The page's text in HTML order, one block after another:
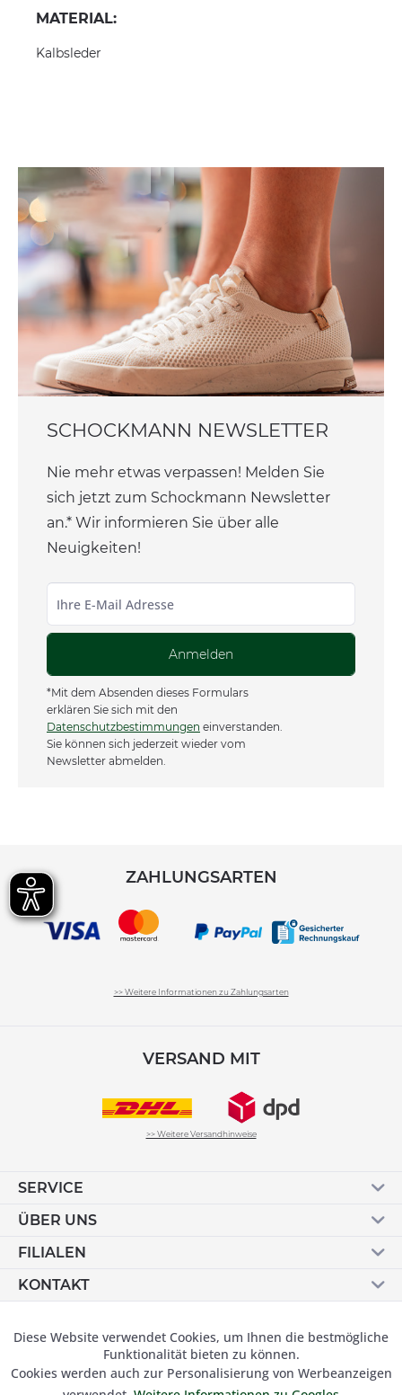
MATERIAL:
Kalbsleder
SCHOCKMANN NEWSLETTER
Nie mehr etwas verpassen! Melden Sie
sich jetzt zum Schockmann Newsletter
an.* Wir informieren Sie über alle
Neuigkeiten!
Anmelden
*Mit dem Absenden dieses Formulars
erklären Sie sich mit den
Datenschutzbestimmungen einverstanden.
Sie können sich jederzeit wieder vom
Newsletter abmelden.
ZAHLUNGSARTEN
>> Weitere Informationen zu Zahlungsarten
VERSAND MIT
>> Weitere Versandhinweise
SERVICE
ÜBER UNS
FILIALEN
KONTAKT
Funktionale Aktiv
Diese Website verwendet Cookies, um Ihnen die bestmögliche
Funktionalität bieten zu können.
Cookies werden auch zur Personalisierung von Werbeanzeigen